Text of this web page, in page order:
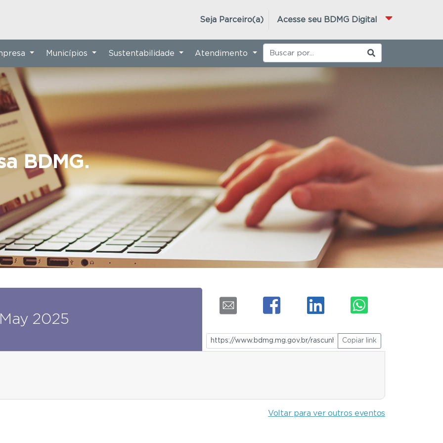
Acesse seu BDMG Digital
Seja Parceiro(a)
BDMG.
Municípios Sustentabilidade Atendimento
2025
Copiar link
Voltar para ver outros eventos